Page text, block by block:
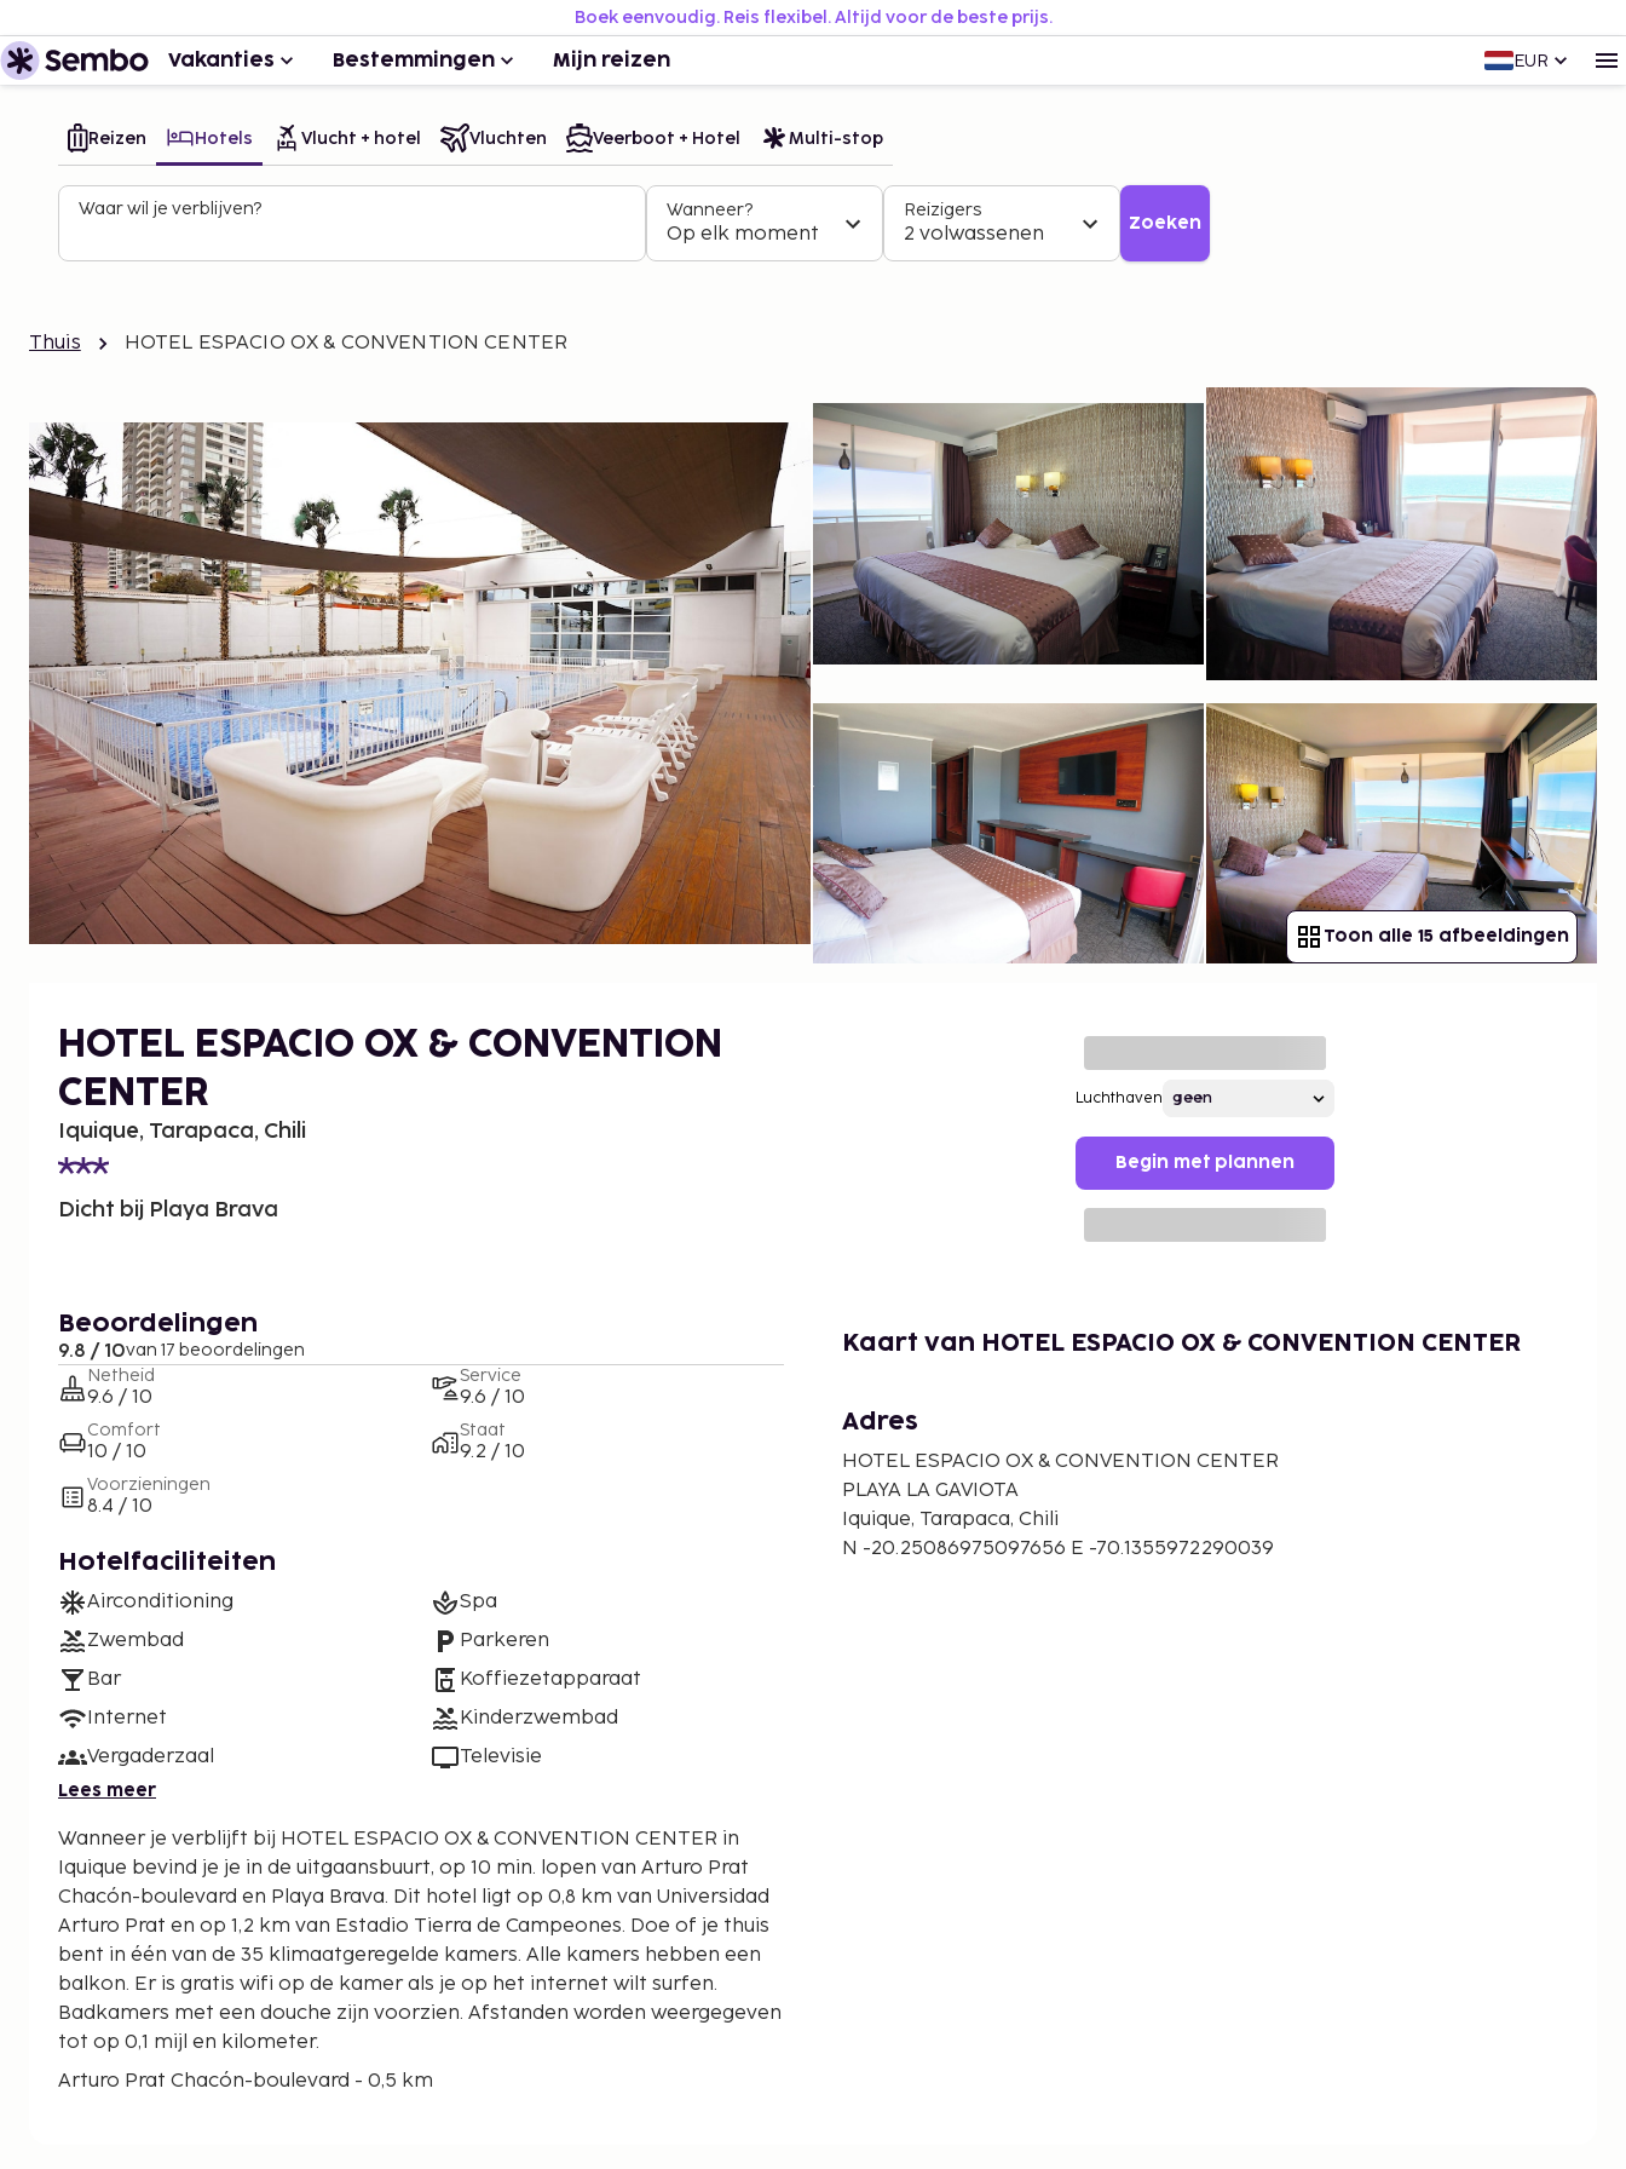
Boek eenvoudig. Reis flexibel. Altijd voor de beste prijs.
Vakanties Bestemmingen Mijn reizen EUR
Reizen Hotels Vlucht + hotel Vluchten Veerboot + Hotel Multi-stop
Waar wil je verblijven? Wanneer?
Op elk moment
Reizigers
2 volwassenen Zoeken
Thuis HOTEL ESPACIO OX & CONVENTION CENTER
Toon alle 15 afbeeldingen
HOTEL ESPACIO OX & CONVENTION
CENTER
Iquique, Tarapaca, Chili
Dicht bij Playa Brava
Luchthaven
Begin met plannen
Beoordelingen
9.8 / 10van 17 beoordelingen
Netheid
9.6 / 10
Comfort
10 / 10
Voorzieningen
8.4 / 10
Service
9.6 / 10
Staat
9.2 / 10
Hotelfaciliteiten
Airconditioning
Zwembad
Bar
Internet
Vergaderzaal
Spa
Parkeren
Koffiezetapparaat
Kinderzwembad
Televisie
Lees meer
Wanneer je verblijft bij HOTEL ESPACIO OX & CONVENTION CENTER in
Iquique bevind je je in de uitgaansbuurt, op 10 min. lopen van Arturo Prat
Chacón-boulevard en Playa Brava. Dit hotel ligt op 0,8 km van Universidad
Arturo Prat en op 1,2 km van Estadio Tierra de Campeones. Doe of je thuis
bent in één van de 35 klimaatgeregelde kamers. Alle kamers hebben een
balkon. Er is gratis wifi op de kamer als je op het internet wilt surfen.
Badkamers met een douche zijn voorzien. Afstanden worden weergegeven
tot op 0,1 mijl en kilometer.
Arturo Prat Chacón-boulevard - 0,5 km
Kaart van HOTEL ESPACIO OX & CONVENTION CENTER
Adres
HOTEL ESPACIO OX & CONVENTION CENTER
PLAYA LA GAVIOTA
Iquique, Tarapaca, Chili
N -20.25086975097656 E -70.1355972290039